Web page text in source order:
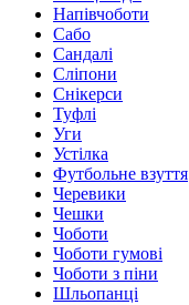
Напівчоботи
Сабо
Сандалі
Сліпони
Снікерси
Туфлі
Уги
Устілка
Футбольне взуття
Черевики
Чешки
Чоботи
Чоботи гумові
Чоботи з піни
Шльопанці